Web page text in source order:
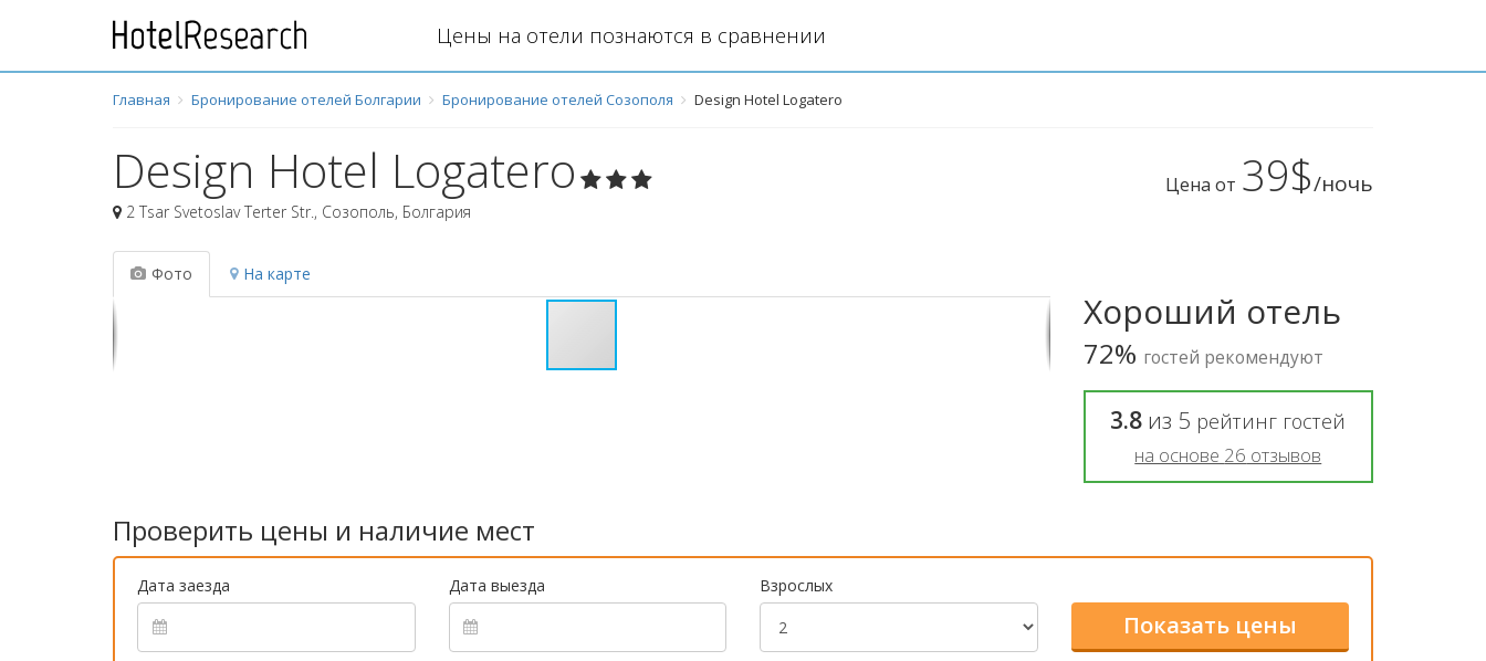
Цены на отели познаются в сравнении
Главная Бронирование отелей Болгарии Бронирование отелей Созополя Design Hotel Logatero
Design Hotel Logatero
2 Tsar Svetoslav Terter Str., Созополь, Болгария
Цена от 39$/ночь
Фото На карте
Хороший отель
72% гостей рекомендуют
3.8 из 5 рейтинг гостей
на основе 26 отзывов
Проверить цены и наличие мест
Дата заезда Дата выезда Взрослых